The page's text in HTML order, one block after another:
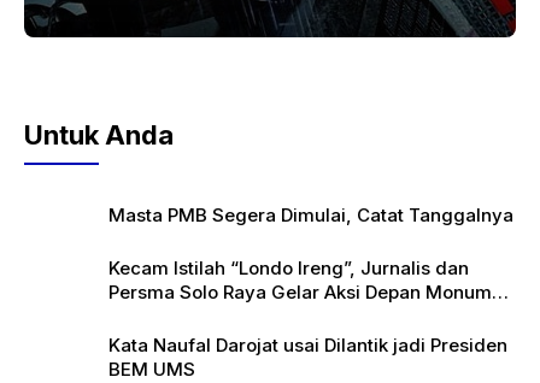
Untuk Anda
Masta PMB Segera Dimulai, Catat Tanggalnya
Kecam Istilah “Londo Ireng”, Jurnalis dan
Persma Solo Raya Gelar Aksi Depan Monumen
Kata Naufal Darojat usai Dilantik jadi Presiden
BEM UMS